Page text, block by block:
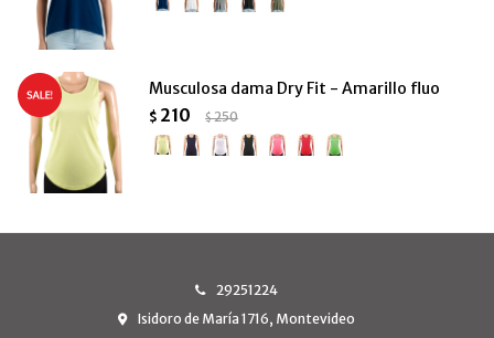
Musculosa dama Dry Fit - Amarillo fluo
$ 210 $250
29251224
Isidoro de María 1716, Montevideo